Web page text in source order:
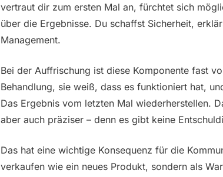
vertraut dir zum ersten Mal an, fürchtet sich
über die Ergebnisse. Du schaffst Sicherheit,
Management.
Bei der Auffrischung ist diese Komponente fast
Behandlung, sie weiß, dass es funktioniert hat,
Das Ergebnis vom letzten Mal wiederherstellen.
aber auch präziser – denn es gibt keine
Das hat eine wichtige Konsequenz für die
verkaufen wie ein neues Produkt, sondern als